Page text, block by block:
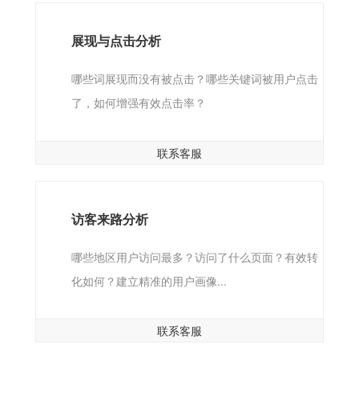
展现与点击分析
哪些词展现而没有被点击？哪些关键词被用户点击
了，如何增强有效点击率？
联系客服
访客来路分析
哪些地区用户访问最多？访问了什么页面？有效转
化如何？建立精准的用户画像...
联系客服